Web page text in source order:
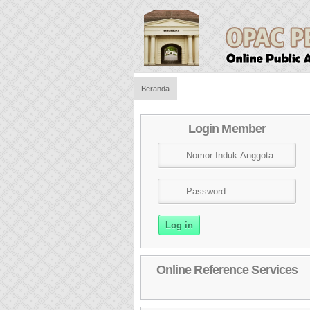
Beranda
Login Member
Online Reference Services